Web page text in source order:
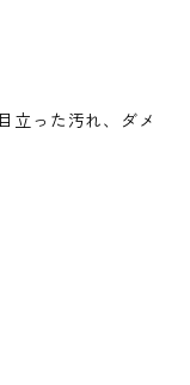
立った汚れ、ダメ